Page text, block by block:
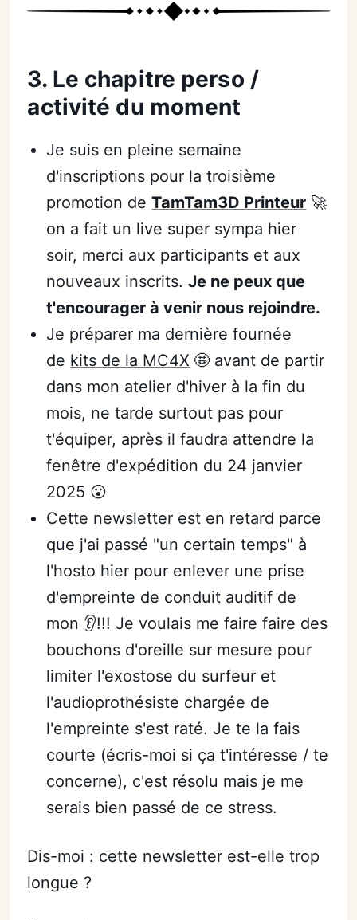
3. Le chapitre perso /
activité du moment
Je suis en pleine semaine
d'inscriptions pour la troisième
promotion deTamTam3D Printeur 🚀
on a fait un live super sympa hier
soir, merci aux participants et aux
nouveaux inscrits.Je ne peux que
t'encourager à venir nous rejoindre.
Je préparer ma dernière fournée
de kits de la MC4X 🤩 avant de partir
dans mon atelier d'hiver à la fin du
mois, ne tarde surtout pas pour
t'équiper, après il faudra attendre la
fenêtre d'expédition du 24 janvier
2025 😮
Cette newsletter est en retard parce
que j'ai passé "un certain temps" à
l'hosto hier pour enlever une prise
d'empreinte de conduit auditif de
mon 👂!!! Je voulais me faire faire des
bouchons d'oreille sur mesure pour
limiter l'exostose du surfeur et
l'audioprothésiste chargée de
l'empreinte s'est raté. Je te la fais
courte (écris-moi si ça t'intéresse / te
concerne), c'est résolu mais je me
serais bien passé de ce stress.
Dis-moi : cette newsletter est-elle trop
longue ?